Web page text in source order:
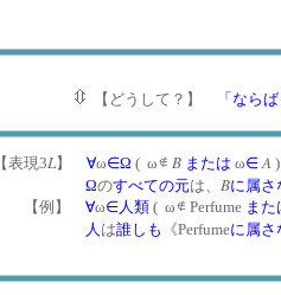
【どうして？】 「なら
【表現3L】 ∀ω∈Ω ( ω B または ω∈ A )
Ωのすべての元は、 Bに属さ
【例】 ∀ω∈ 人類 ( ω Perfume また
人 は誰しも 《Perfumeに属さ